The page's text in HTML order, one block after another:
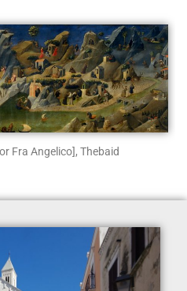
Fra Angelico], Thebaid